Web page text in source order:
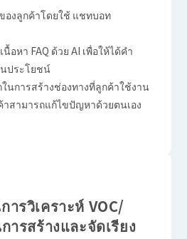
องลูกค้าโดยใช้ แชทบอท
อหา FAQ ด้วย AI เพื่อให้ได้คำ
ประโยชน์
นการสร้างช่องทางที่ลูกค้าใช้งาน
าสามารถแก้ไขปัญหาด้วยตนเอง
รวิเคราะห์ VOC/
ารสร้างและจัดเรียง